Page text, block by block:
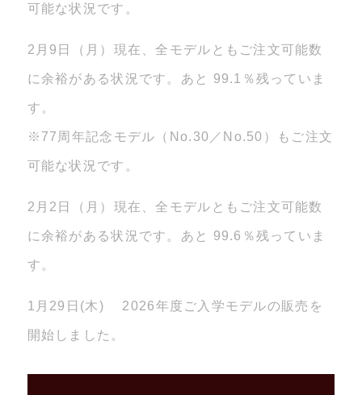
可能な状況です。
2月9日（月）現在、全モデルともご注文可能数
に余裕がある状況です。あと 99.1％残っていま
す。
※77周年記念モデル（No.30／No.50）もご注文
可能な状況です。
2月2日（月）現在、全モデルともご注文可能数
に余裕がある状況です。あと 99.6％残っていま
す。
1月29日(木) 2026年度ご入学モデルの販売を
開始しました。